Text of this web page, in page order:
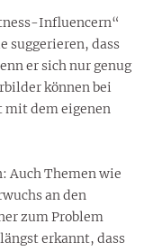
Influencern“
suggerieren, dass
er sich nur genug
können bei
mit dem eigenen
Auch Themen wie
an den
zum Problem
erkannt, dass